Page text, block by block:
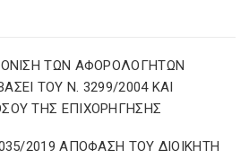
ΤΩΝ ΑΦΟΡΟΛΟΓΗΤΩΝ
ΤΟΥ N. 3299/2004 ΚΑΙ
ΤΗΣ ΕΠΙΧΟΡΗΓΗΣΗΣ
2019 ΑΠΟΦΑΣΗ ΤΟΥ ΔΙΟΙΚΗΤΗ